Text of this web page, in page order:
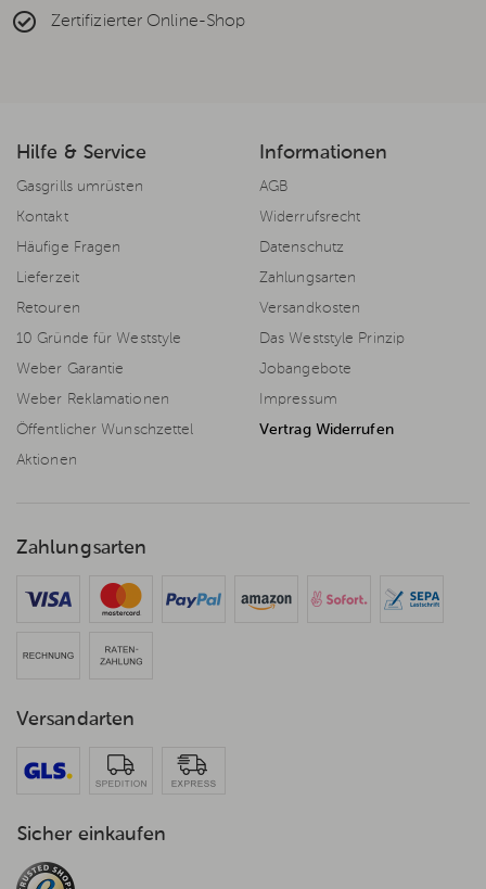
Zertifizierter Online-Shop
Hilfe & Service
Gasgrills umrüsten
Kontakt
Häufige Fragen
Lieferzeit
Retouren
10 Gründe für Weststyle
Weber Garantie
Weber Reklamationen
Öffentlicher Wunschzettel
Aktionen
Informationen
AGB
Widerrufsrecht
Datenschutz
Zahlungsarten
Versandkosten
Das Weststyle Prinzip
Jobangebote
Impressum
Vertrag Widerrufen
Zahlungsarten
Versandarten
Sicher einkaufen